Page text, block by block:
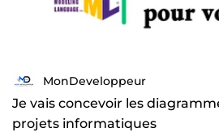
MonDeveloppeur
Je vais concevoir les
projets informatiques